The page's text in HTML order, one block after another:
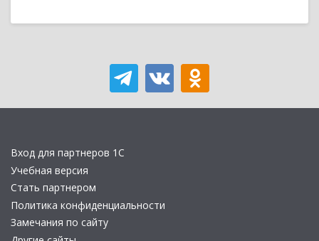
Вход для партнеров 1С
Учебная версия
Стать партнером
Политика конфиденциальности
Замечания по сайту